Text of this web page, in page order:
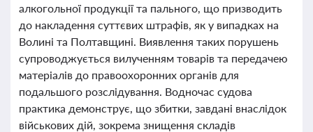
алкогольної продукції та пального, що призводить
до накладення суттєвих штрафів, як у випадках на
Волині та Полтавщині. Виявлення таких порушень
супроводжується вилученням товарів та передачею
матеріалів до правоохоронних органів для
подальшого розслідування. Водночас судова
практика демонструє, що збитки, завдані внаслідок
військових дій, зокрема знищення складів